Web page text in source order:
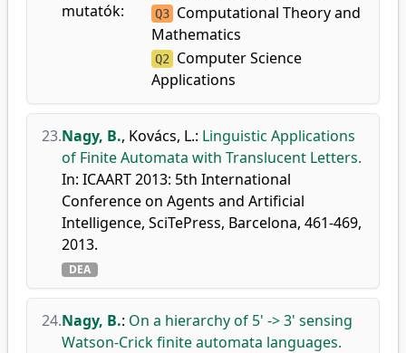
mutatók:
Q3 Computational Theory and
Mathematics
Q2 Computer Science
Applications
23.Nagy, B., Kovács, L.: Linguistic Applications
of Finite Automata with Translucent Letters.
In: ICAART 2013: 5th International
Conference on Agents and Artificial
Intelligence, SciTePress, Barcelona, 461-469,
2013.
DEA
24.Nagy, B.: On a hierarchy of 5' -> 3' sensing
Watson-Crick finite automata languages.